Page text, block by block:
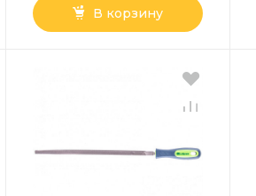
В корзину